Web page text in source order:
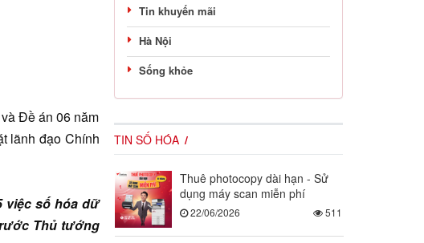
Đề án 06 năm
lãnh đạo Chính
việc số hóa dữ
Thủ tướng
Tin khuyến mãi
Hà Nội
Sống khỏe
TIN SỐ HÓA
Thuê photocopy dài hạn - Sử
dụng máy scan miễn phí
22/06/2026 511